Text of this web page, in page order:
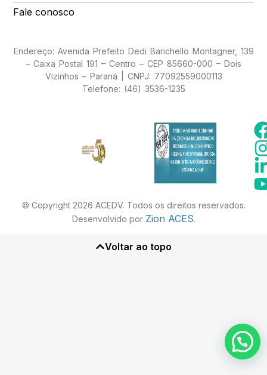
Fale conosco
Endereço: Avenida Prefeito Dedi Barichello Montagner, 139
– Caixa Postal 191 – Centro – CEP 85660-000 – Dois
Vizinhos – Paraná | CNPJ: 77092559000113
Telefone: (46) 3536-1235
© Copyright 2026 ACEDV. Todos os direitos reservados.
Desenvolvido por Zion ACES.
Voltar ao topo